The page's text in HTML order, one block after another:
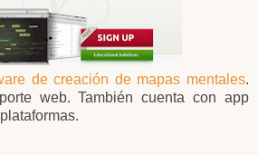
de creación de mapas mentales.
web. También cuenta con app